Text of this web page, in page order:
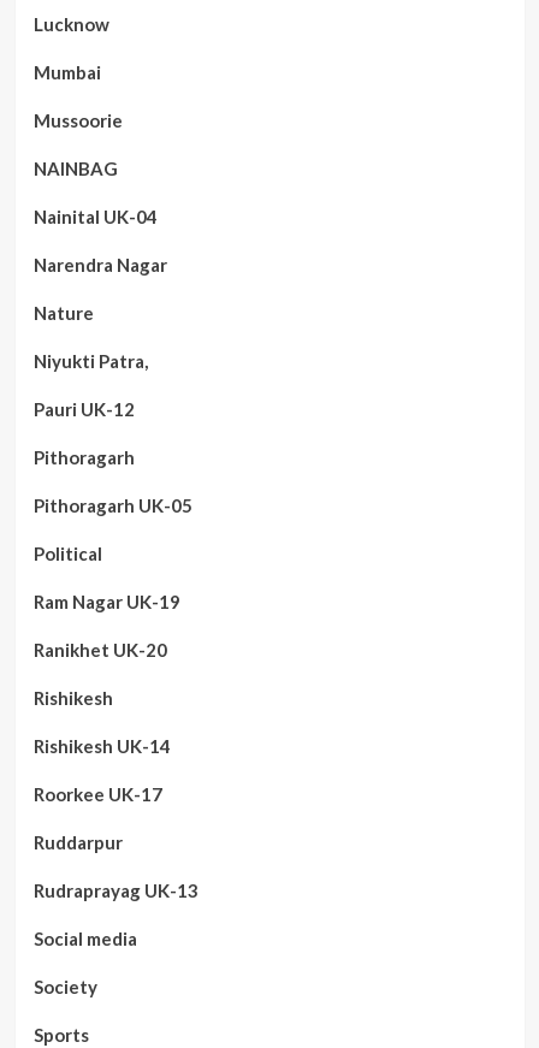
Lucknow
Mumbai
Mussoorie
NAINBAG
Nainital UK-04
Narendra Nagar
Nature
Niyukti Patra,
Pauri UK-12
Pithoragarh
Pithoragarh UK-05
Political
Ram Nagar UK-19
Ranikhet UK-20
Rishikesh
Rishikesh UK-14
Roorkee UK-17
Ruddarpur
Rudraprayag UK-13
Social media
Society
Sports